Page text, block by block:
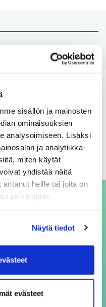
sisällön ja mainosten
ominaisuuksien
analysoimiseen. Lisäksi
ja analytiikka-
miten käytät
yhdistää näitä
heille tai joita on
palvelujaan.
Näytä tiedot
evästeet
190